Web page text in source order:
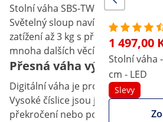
1 497,00
Stolní váha
cm - LED
Slevy
Stolní váha SBS-TW-3C zaručuje
Světelný sloup navíc zobrazuje
zatížení až 3 kg s přesností 1 g.
mnoha dalších věcí.
Přesná váha výrobce
Digitální váha je pro rychlé a
Vysoké číslice jsou jasně
překročení nebo podkročení.